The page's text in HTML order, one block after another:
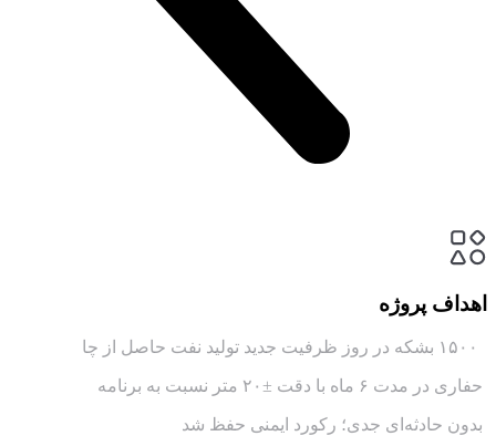
اهداف پروژه
حفاری در مدت ۶ ماه با دقت ±۲۰ متر نسبت به برنامه
بدون حادثه‌ای جدی؛ رکورد ایمنی حفظ شد